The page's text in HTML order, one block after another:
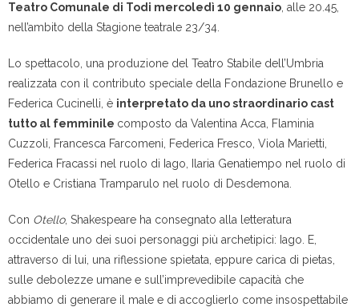
Teatro Comunale di Todi mercoledì 10 gennaio , alle 20.45,
nell’ambito della Stagione teatrale 23/34.
Lo spettacolo, una produzione del Teatro Stabile dell’Umbria
realizzata con il contributo speciale della Fondazione Brunello e
Federica Cucinelli, è interpretato da uno straordinario cast
tutto al femminile composto da Valentina Acca, Flaminia
Cuzzoli, Francesca Farcomeni, Federica Fresco, Viola Marietti,
Federica Fracassi nel ruolo di Iago, Ilaria Genatiempo nel ruolo di
Otello e Cristiana Tramparulo nel ruolo di Desdemona.
Con Otello, Shakespeare ha consegnato alla letteratura
occidentale uno dei suoi personaggi più archetipici: Iago. E,
attraverso di lui, una riflessione spietata, eppure carica di pietas,
sulle debolezze umane e sull’imprevedibile capacità che
abbiamo di generare il male e di accoglierlo come insospettabile